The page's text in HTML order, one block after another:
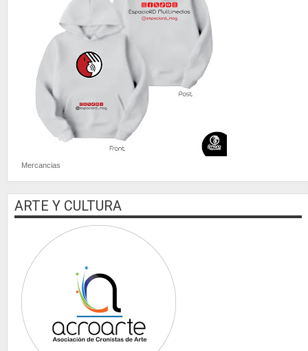
Mercancias
ARTE Y CULTURA